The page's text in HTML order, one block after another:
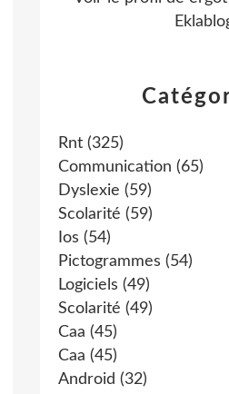
Rnt (325)
Communication (65)
Dyslexie (59)
Scolarité (59)
Ios (54)
Pictogrammes (54)
Logiciels (49)
Scolarité (49)
Caa (45)
Caa (45)
Android (32)